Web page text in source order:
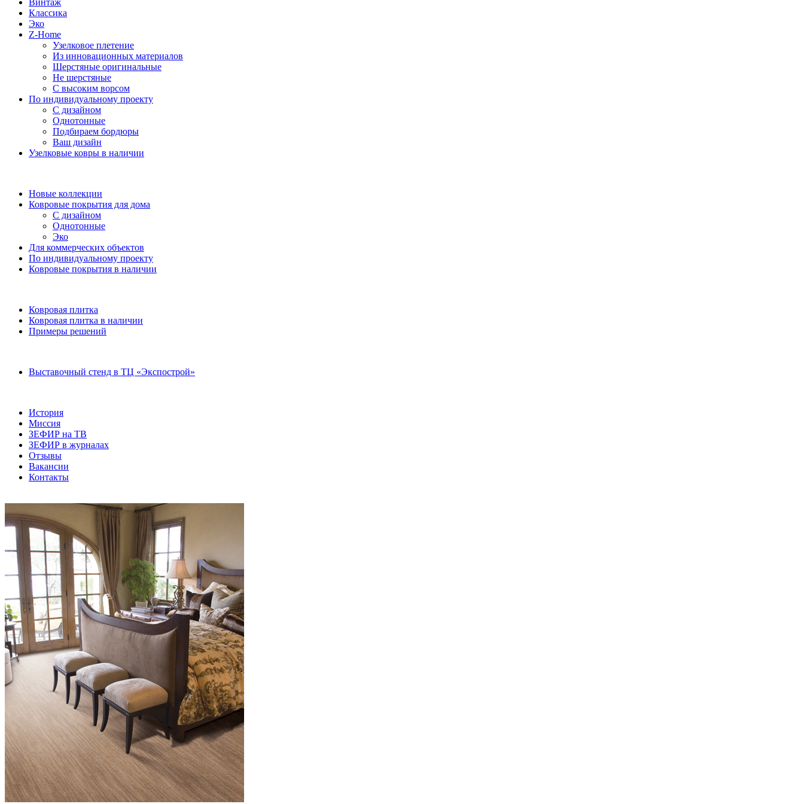
Винтаж
Классика
Эко
Z-Home
Узелковое плетение
Из инновационных материалов
Шерстяные оригинальные
Не шерстяные
С высоким ворсом
По индивидуальному проекту
С дизайном
Однотонные
Подбираем бордюры
Ваш дизайн
Узелковые ковры в наличии
Новые коллекции
Ковровые покрытия для дома
С дизайном
Однотонные
Эко
Для коммерческих объектов
По индивидуальному проекту
Ковровые покрытия в наличии
Ковровая плитка
Ковровая плитка в наличии
Примеры решений
Выставочный стенд в ТЦ «Экспострой»
История
Миссия
ЗЕФИР на ТВ
ЗЕФИР в журналах
Отзывы
Вакансии
Контакты